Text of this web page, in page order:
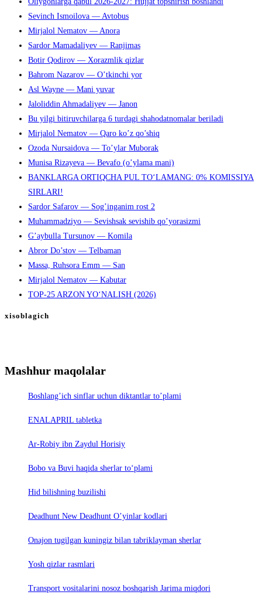
Sevinch Ismoilova — Avtobus
Mirjalol Nematov — Anora
Sardor Mamadaliyev — Ranjimas
Botir Qodirov — Xorazmlik qizlar
Bahrom Nazarov — O’tkinchi yor
Asl Wayne — Mani yuvar
Jaloliddin Ahmadaliyev — Janon
Bu yilgi bitiruvchilarga 6 turdagi shahodatnomalar beriladi
Mirjalol Nematov — Qaro ko’z qo’shiq
Ozoda Nursaidova — To’ylar Muborak
Munisa Rizayeva — Bevafo (o’ylama mani)
BANKLARGA ORTIQCHA PUL TO‘LAMANG: 0% KOMISSIYA
SIRLARI!
Sardor Safarov — Sog’inganim rost 2
Muhammadziyo — Sevishsak sevishib qo’yorasizmi
G’aybulla Tursunov — Komila
Abror Do’stov — Telbaman
Massa, Ruhsora Emm — San
Mirjalol Nematov — Kabutar
TOP-25 ARZON YO‘NALISH (2026)
xisoblagich
Mashhur maqolalar
Boshlang’ich sinflar uchun diktantlar to’plami
ENALAPRIL tabletka
Ar-Robiy ibn Zaydul Horisiy
Bobo va Buvi haqida sherlar to‘plami
Hid bilishning buzilishi
Deadhunt New Deadhunt O’yinlar kodlari
Onajon tugilgan kuningiz bilan tabriklayman sherlar
Yosh qizlar rasmlari
Trаnsport vositаlаrini nosoz boshqаrish Jаrimа miqdori